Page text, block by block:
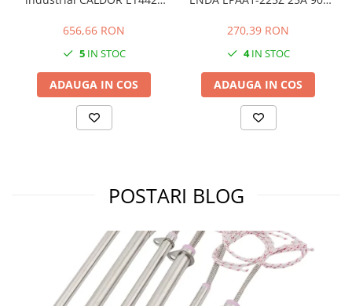
electrice
656,66 RON
5IN STOC
ADAUGA IN COS
electrice
270,39 RON
4IN STOC
ADAUGA IN COS
POSTARI BLOG